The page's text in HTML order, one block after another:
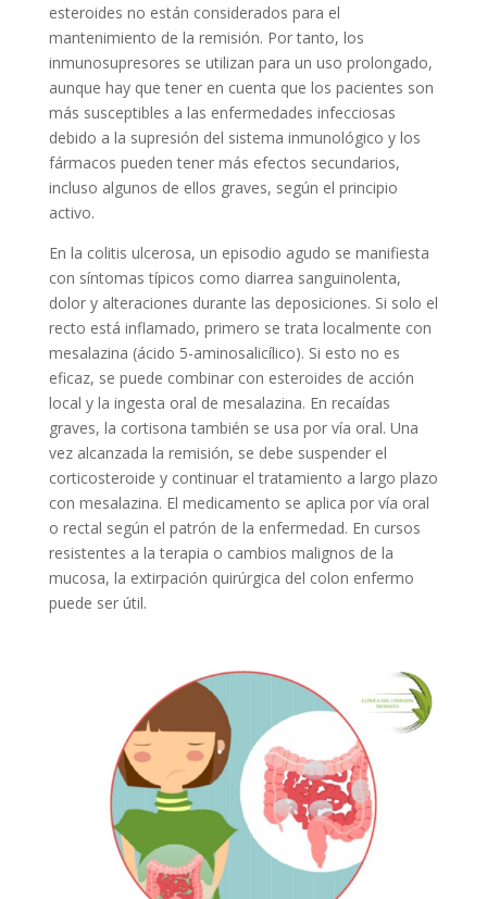
esteroides no están considerados para el
mantenimiento de la remisión. Por tanto, los
inmunosupresores se utilizan para un uso prolongado,
aunque hay que tener en cuenta que los pacientes son
más susceptibles a las enfermedades infecciosas
debido a la supresión del sistema inmunológico y los
fármacos pueden tener más efectos secundarios,
incluso algunos de ellos graves, según el principio
activo.
En la colitis ulcerosa, un episodio agudo se manifiesta
con síntomas típicos como diarrea sanguinolenta,
dolor y alteraciones durante las deposiciones. Si solo el
recto está inflamado, primero se trata localmente con
mesalazina (ácido 5-aminosalicílico). Si esto no es
eficaz, se puede combinar con esteroides de acción
local y la ingesta oral de mesalazina. En recaídas
graves, la cortisona también se usa por vía oral. Una
vez alcanzada la remisión, se debe suspender el
corticosteroide y continuar el tratamiento a largo plazo
con mesalazina. El medicamento se aplica por vía oral
o rectal según el patrón de la enfermedad. En cursos
resistentes a la terapia o cambios malignos de la
mucosa, la extirpación quirúrgica del colon enfermo
puede ser útil.